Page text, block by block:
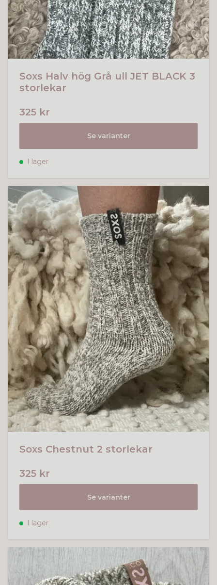
Soxs Halv hög Grå ull JET BLACK 3
storlekar
325 kr
Se varianter
I lager
Soxs Chestnut 2 storlekar
325 kr
Se varianter
I lager